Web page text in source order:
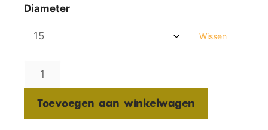
Diameter
Wissen
Toevoegen aan winkelwagen